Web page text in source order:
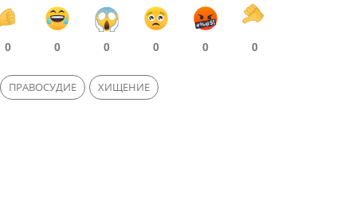
0 0 0 0 0 0
ПРАВОСУДИЕ ХИЩЕНИЕ